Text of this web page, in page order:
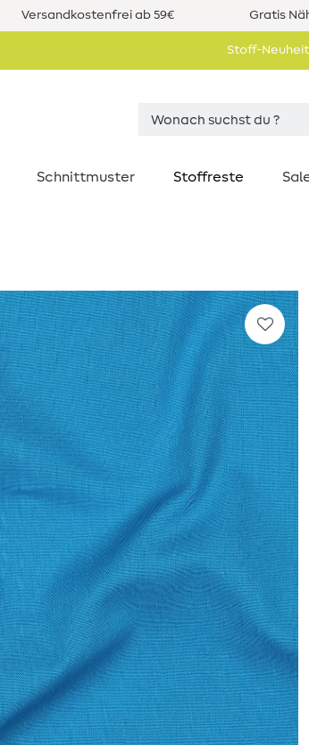
Versandkostenfrei ab 59€ Gratis
Stoff-
Schnittmuster Stoffreste